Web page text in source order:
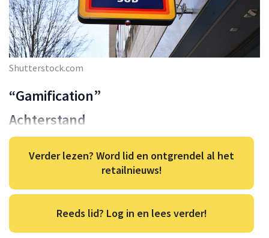
Shutterstock.com
“Gamification”
Achterstand
Verder lezen? Word lid en ontgrendel al het
retailnieuws!
Reeds lid? Log in en lees verder!